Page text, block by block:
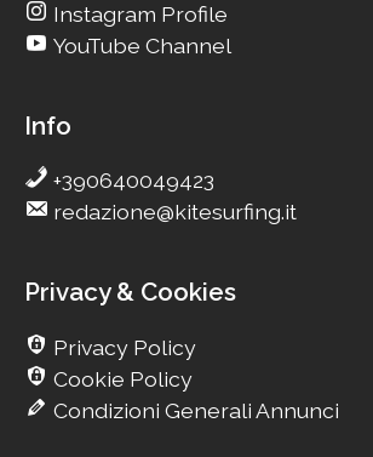
Instagram Profile
YouTube Channel
Info
+390640049423
redazione@kitesurfing.it
Privacy & Cookies
Privacy Policy
Cookie Policy
Condizioni Generali Annunci